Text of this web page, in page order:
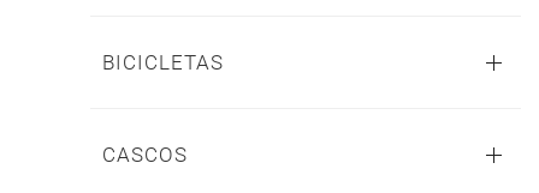
BICICLETAS
CASCOS